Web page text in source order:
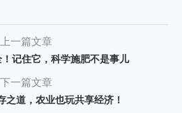
上一篇文章
记住它，科学施肥不是事儿
下一篇文章
之道，农业也玩共享经济！